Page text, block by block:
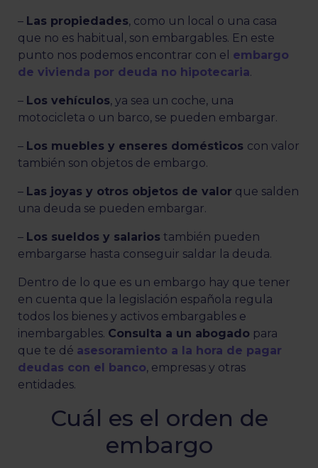
– Las propiedades, como un local o una casa
que no es habitual, son embargables. En este
punto nos podemos encontrar con el embargo
de vivienda por deuda no hipotecaria.
– Los vehículos, ya sea un coche, una
motocicleta o un barco, se pueden embargar.
– Los muebles y enseres domésticos con valor
también son objetos de embargo.
– Las joyas y otros objetos de valor que salden
una deuda se pueden embargar.
– Los sueldos y salarios también pueden
embargarse hasta conseguir saldar la deuda.
Dentro de lo que es un embargo hay que tener
en cuenta que la legislación española regula
todos los bienes y activos embargables e
inembargables. Consulta a un abogado para
que te dé asesoramiento a la hora de pagar
deudas con el banco, empresas y otras
entidades.
Cuál es el orden de
embargo